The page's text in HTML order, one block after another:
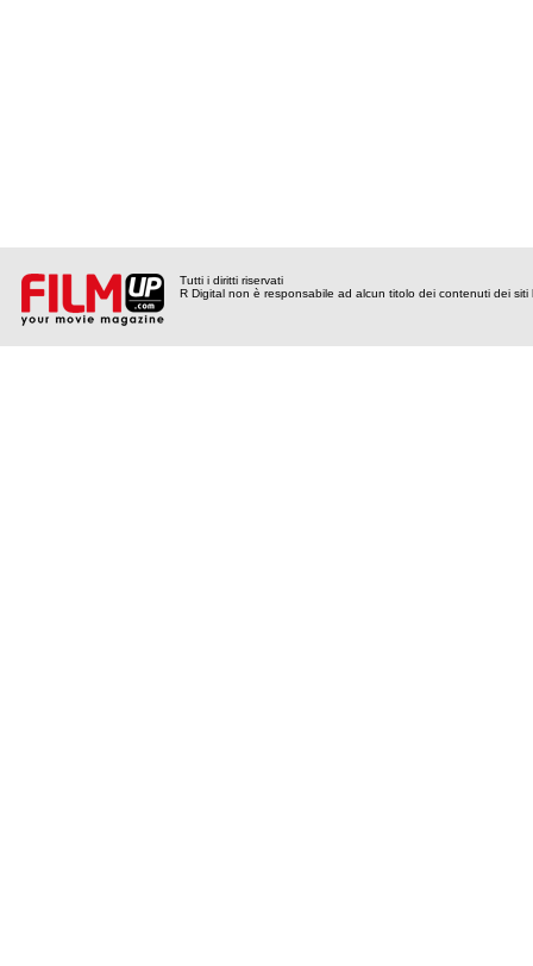
Tutti i diritti riservati
R Digital non è responsabile ad alcun titolo dei contenuti dei siti